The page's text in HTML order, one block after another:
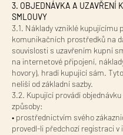
3. OBJEDNÁVKA A UZAVŘENÍ
SMLOUVY
3.1. Náklady vzniklé kupujícímu
komunikačních prostředků na
souvislosti s uzavřením kupní
na internetové připojení,
hovory), hradí kupující sám.
neliší od základní sazby.
3.2. Kupující provádí
způsoby:
• prostřednictvím svého
provedl-li předchozí registraci v